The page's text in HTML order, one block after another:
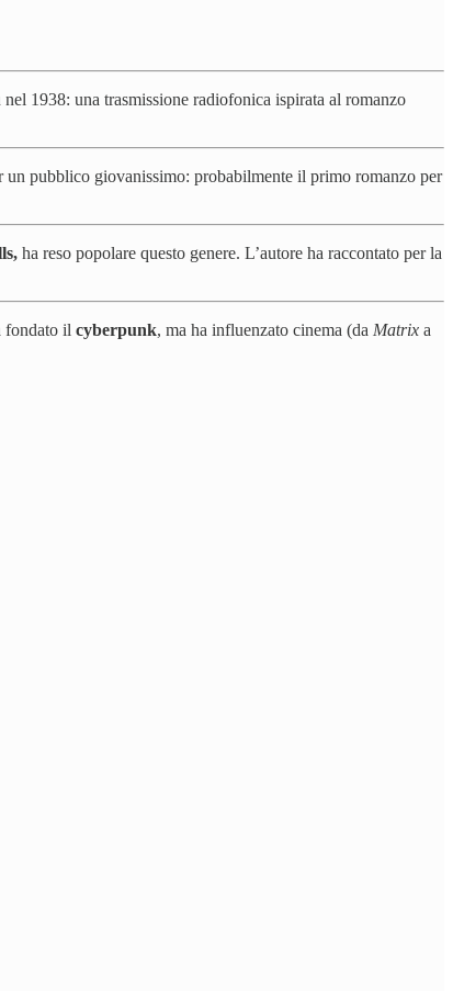
1938: una trasmissione radiofonica ispirata al romanzo
pubblico giovanissimo: probabilmente il primo romanzo per
ha reso popolare questo genere. L’autore ha raccontato per la
fondato il cyberpunk, ma ha influenzato cinema (da Matrix a